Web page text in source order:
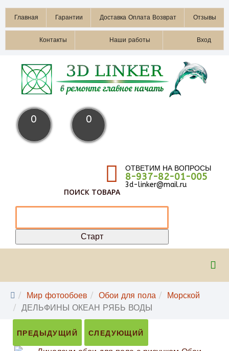
Главная Гарантии Доставка Оплата Возврат Отзывы
Контакты Наши работы Вход
0 0
ОТВЕТИМ НА ВОПРОСЫ
8-937-82-01-005
3d-linker@mail.ru
ПОИСК ТОВАРА
Мир фотообоев Обои для пола
Морской
ДЕЛЬФИНЫ ОКЕАН РЯБЬ ВОДЫ
ПРЕДЫДУЩИЙ СЛЕДУЮЩИЙ